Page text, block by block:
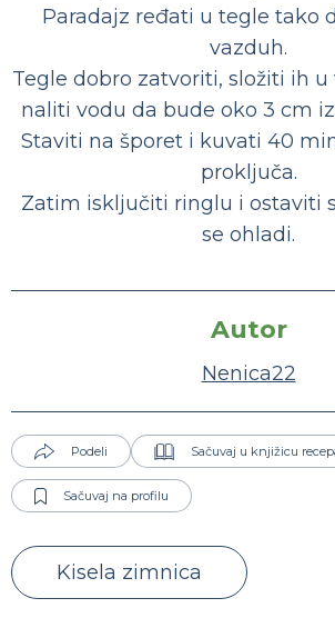
Paradajz ređati u tegle tako
vazduh.
Tegle dobro zatvoriti, složiti ih u
naliti vodu da bude oko 3 cm
Staviti na šporet i kuvati 40
proključa.
Zatim isključiti ringlu i ostaviti
se ohladi.
Autor
Nenica22
Podeli Sačuvaj u knjižicu
Sačuvaj na profilu
Kisela zimnica